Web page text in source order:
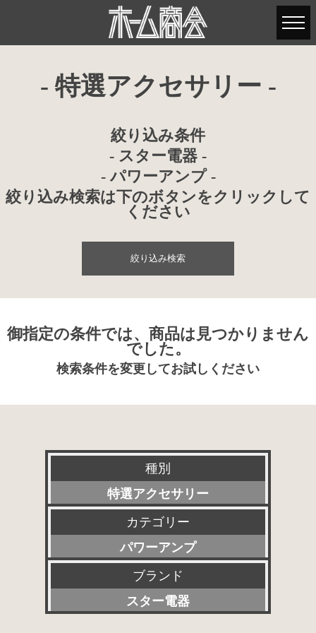
- 特選アクセサリー -
絞り込み条件
- スター電器 -
- パワーアンプ -
絞り込み検索は下のボタンをクリックして
ください
絞り込み検索
御指定の条件では、商品は見つかりません
でした。
検索条件を変更してお試しください
種別
特選アクセサリー
新品
委託販売品
特価品
その他委託販売品
カテゴリー
パワーアンプ
すべて
プリアンプ
ブランド
スター電器